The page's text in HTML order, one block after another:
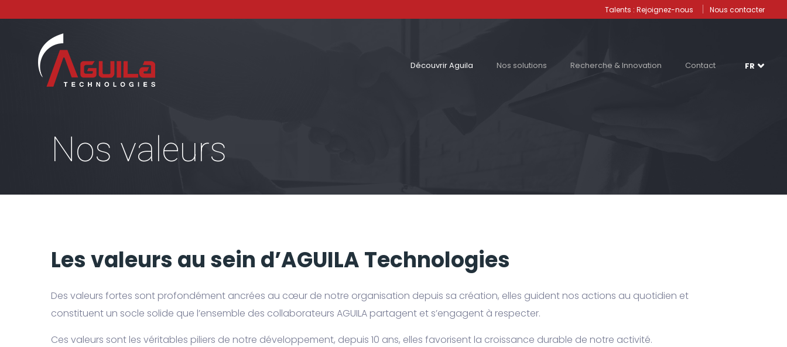
Talents : Rejoignez-nous Nous contacter
FR
Découvrir Aguila Nos solutions Recherche & Innovation Contact
Nos valeurs
Les valeurs au sein d’AGUILA Technologies
Des valeurs fortes sont profondément ancrées au cœur de notre organisation depuis sa création, elles guident nos actions au quotidien et
constituent un socle solide que l’ensemble des collaborateurs AGUILA partagent et s’engagent à respecter.
Ces valeurs sont les véritables piliers de notre développement, depuis 10 ans, elles favorisent la croissance durable de notre activité.